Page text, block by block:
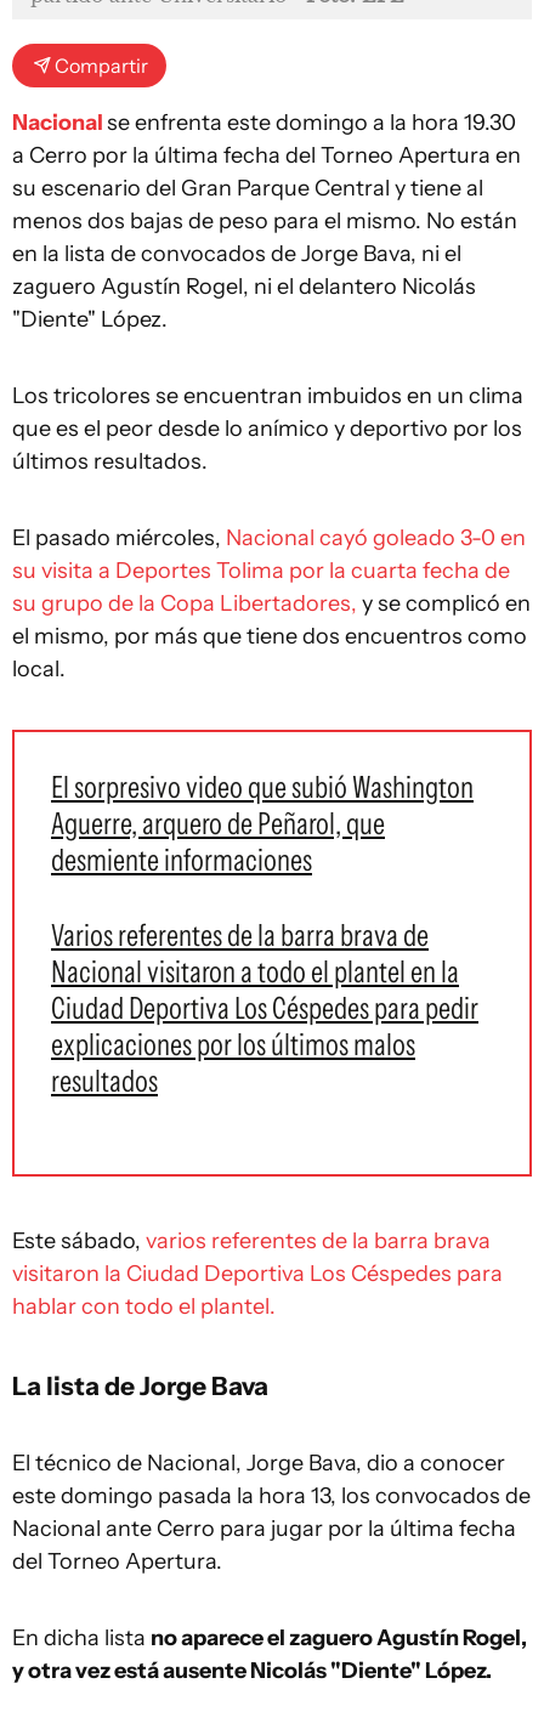
Compartir
Nacionalse enfrenta este domingo a la hora 19.30
a Cerro por la última fecha del Torneo Apertura en
su escenario del Gran Parque Central y tiene al
menos dos bajas de peso para el mismo. No están
en la lista de convocados de Jorge Bava, ni el
zaguero Agustín Rogel, ni el delantero Nicolás
"Diente" López.
Los tricolores se encuentran imbuidos en un clima
que es el peor desde lo anímico y deportivo por los
últimos resultados.
El pasado miércoles, Nacional cayó goleado 3-0 en
su visita a Deportes Tolima por la cuarta fecha de
su grupo de la Copa Libertadores, y se complicó en
el mismo, por más que tiene dos encuentros como
local.
El sorpresivo video que subió Washington
Aguerre, arquero de Peñarol, que
desmiente informaciones
Varios referentes de la barra brava de
Nacional visitaron a todo el plantel en la
Ciudad Deportiva Los Céspedes para pedir
explicaciones por los últimos malos
resultados
Este sábado, varios referentes de la barra brava
visitaron la Ciudad Deportiva Los Céspedes para
hablar con todo el plantel.
La lista de Jorge Bava
El técnico de Nacional, Jorge Bava, dio a conocer
este domingo pasada la hora 13, los convocados de
Nacional ante Cerro para jugar por la última fecha
del Torneo Apertura.
En dicha lista no aparece el zaguero Agustín Rogel,
y otra vez está ausente Nicolás "Diente" López.